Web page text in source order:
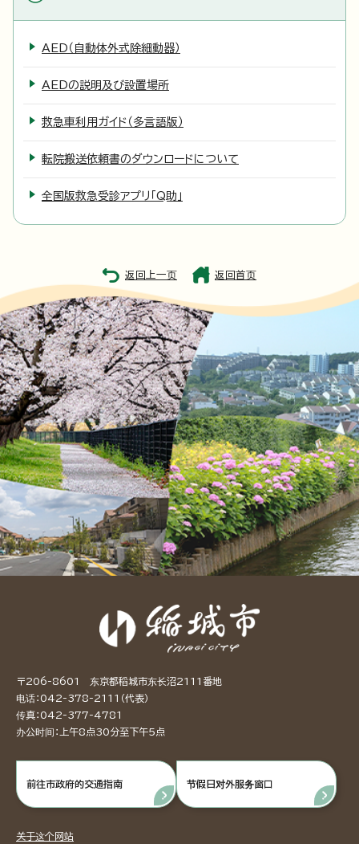
AED（自動体外式除細動器）
AEDの説明及び設置場所
救急車利用ガイド（多言語版）
転院搬送依頼書のダウンロードについて
全国版救急受診アプリ「Q助」
返回上一页 返回首页
〒206-8601 东京都稻城市东长沼2111番地
电话：042-378-2111（代表）
传真：042-377-4781
办公时间：上午8点30分至下午5点
前往市政府的交通指南 节假日对外服务窗口
关于这个网站